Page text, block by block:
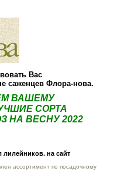
Вас
саженцев Флора-нова.
ВАШЕМУ
СОРТА
НА ВЕСНУ 2022
на сайт
ассортимент по посадочному